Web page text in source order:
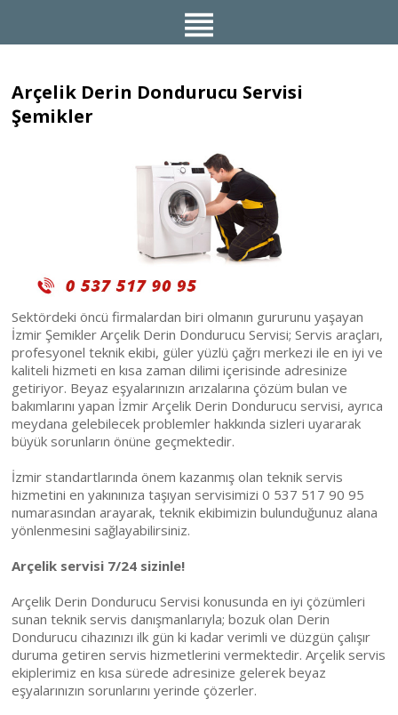
Arçelik Derin Dondurucu Servisi
Şemikler
Sektördeki öncü firmalardan biri olmanın gururunu yaşayan
İzmir Şemikler Arçelik Derin Dondurucu Servisi; Servis araçları,
profesyonel teknik ekibi, güler yüzlü çağrı merkezi ile en iyi ve
kaliteli hizmeti en kısa zaman dilimi içerisinde adresinize
getiriyor. Beyaz eşyalarınızın arızalarına çözüm bulan ve
bakımlarını yapan İzmir Arçelik Derin Dondurucu servisi, ayrıca
meydana gelebilecek problemler hakkında sizleri uyararak
büyük sorunların önüne geçmektedir.
İzmir standartlarında önem kazanmış olan teknik servis
hizmetini en yakınınıza taşıyan servisimizi 0 537 517 90 95
numarasından arayarak, teknik ekibimizin bulunduğunuz alana
yönlenmesini sağlayabilirsiniz.
Arçelik servisi 7/24 sizinle!
Arçelik Derin Dondurucu Servisi konusunda en iyi çözümleri
sunan teknik servis danışmanlarıyla; bozuk olan Derin
Dondurucu cihazınızı ilk gün ki kadar verimli ve düzgün çalışır
duruma getiren servis hizmetlerini vermektedir. Arçelik servis
ekiplerimiz en kısa sürede adresinize gelerek beyaz
eşyalarınızın sorunlarını yerinde çözerler.